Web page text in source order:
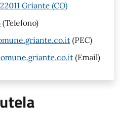
Griante (CO)
(Telefono)
(PEC)
(Email)